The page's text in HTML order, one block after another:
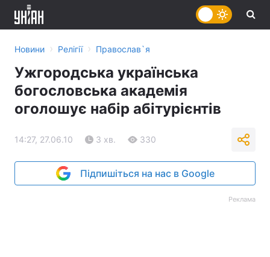
Новини › Релігії › Православ`я
Ужгородська українська
богословська академія
оголошує набір абітурієнтів
14:27, 27.06.10 3 хв. 330
Підпишіться на нас в Google
Реклама